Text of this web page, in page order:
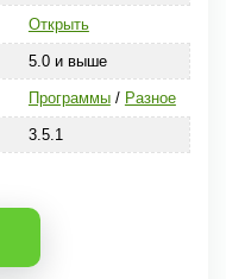
Открыть
5.0 и выше
Программы/ Разное
3.5.1